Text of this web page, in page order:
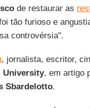
de restaurar as
tão furioso e
controvérsia".
, jornalista, escritor,
University, em artigo
Sbardelotto.